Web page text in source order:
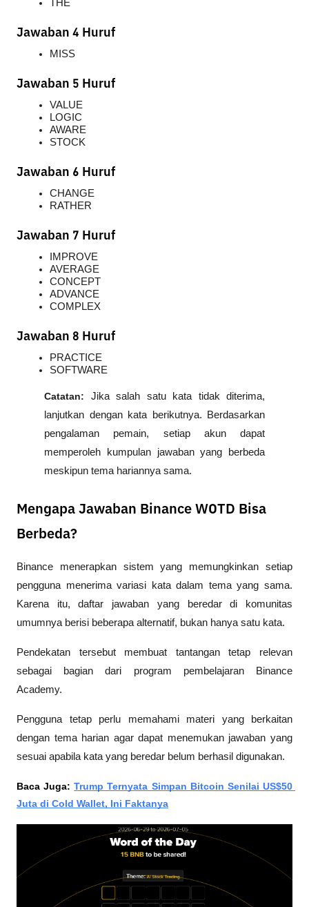
THE
Jawaban 4 Huruf
MISS
Jawaban 5 Huruf
VALUE
LOGIC
AWARE
STOCK
Jawaban 6 Huruf
CHANGE
RATHER
Jawaban 7 Huruf
IMPROVE
AVERAGE
CONCEPT
ADVANCE
COMPLEX
Jawaban 8 Huruf
PRACTICE
SOFTWARE
Catatan: Jika salah satu kata tidak diterima,
lanjutkan dengan kata berikutnya. Berdasarkan
pengalaman pemain, setiap akun dapat
memperoleh kumpulan jawaban yang berbeda
meskipun tema hariannya sama.
Mengapa Jawaban Binance WOTD Bisa
Berbeda?
Binance menerapkan sistem yang memungkinkan setiap
pengguna menerima variasi kata dalam tema yang sama.
Karena itu, daftar jawaban yang beredar di komunitas
umumnya berisi beberapa alternatif, bukan hanya satu kata.
Pendekatan tersebut membuat tantangan tetap relevan
sebagai bagian dari program pembelajaran Binance
Academy.
Pengguna tetap perlu memahami materi yang berkaitan
dengan tema harian agar dapat menemukan jawaban yang
sesuai apabila kata yang beredar belum berhasil digunakan.
Baca Juga: Trump Ternyata Simpan Bitcoin Senilai US$50
Juta di Cold Wallet, Ini Faktanya